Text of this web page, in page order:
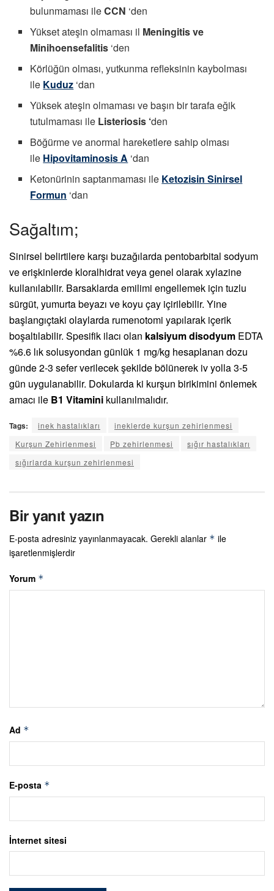
bulunmaması ileCCN ‘den
Yükset ateşin olmaması il Meningitis ve
Minihoensefalitis ‘den
Körlüğün olması, yutkunma refleksinin kaybolması
ile Kuduz ‘dan
Yüksek ateşin olmaması ve başın bir tarafa eğik
tutulmaması ile Listeriosis ‘den
Böğürme ve anormal hareketlere sahip olması
ile Hipovitaminosis A ‘dan
Ketonürinin saptanmaması ile Ketozisin Sinirsel
Formun ‘dan
Sağaltım;
Sinirsel belirtilere karşı buzağılarda pentobarbital sodyum
ve erişkinlerde kloralhidrat veya genel olarak xylazine
kullanılabilir. Barsaklarda emilimi engellemek için tuzlu
sürgüt, yumurta beyazı ve koyu çay içirilebilir. Yine
başlangıçtaki olaylarda rumenotomi yapılarak içerik
boşaltılabilir. Spesifik ilacı olan kalsiyum disodyum EDTA
%6.6 lık solusyondan günlük 1 mg/kg hesaplanan dozu
günde 2-3 sefer verilecek şekilde bölünerek iv yolla 3-5
gün uygulanabilir. Dokularda ki kurşun birikimini önlemek
amacı ile B1 Vitamini kullanılmalıdır.
Tags: inek hastalıkları
ineklerde kurşun zehirlenmesi
Kurşun Zehirlenmesi
Pb zehirlenmesi
sığır hastalıkları
sığırlarda kurşun zehirlenmesi
Bir yanıt yazın
E-posta adresiniz yayınlanmayacak. Gerekli alanlar * ile
işaretlenmişlerdir
Yorum *
Ad *
E-posta *
İnternet sitesi